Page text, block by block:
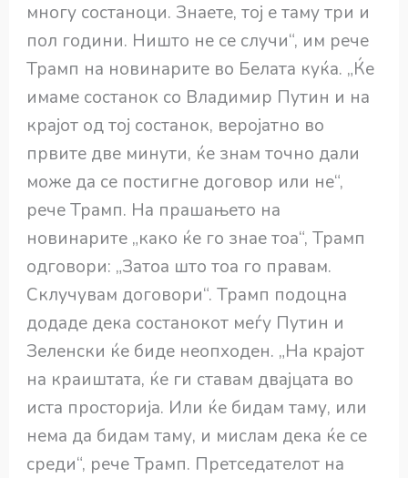
многу состаноци. Знаете, тој е таму три и
пол години. Ништо не се случи“, им рече
Трамп на новинарите во Белата куќа. „Ќе
имаме состанок со Владимир Путин и на
крајот од тој состанок, веројатно во
првите две минути, ќе знам точно дали
може да се постигне договор или не“,
рече Трамп. На прашањето на
новинарите „како ќе го знаe тоа“, Трамп
одговори: „Затоа што тоа го правам.
Склучувам договори“. Трамп подоцна
додаде дека состанокот меѓу Путин и
Зеленски ќе биде неопходен. „На крајот
на краиштата, ќе ги ставам двајцата во
иста просторија. Или ќе бидам таму, или
нема да бидам таму, и мислам дека ќе се
среди“, рече Трамп. Претседателот на